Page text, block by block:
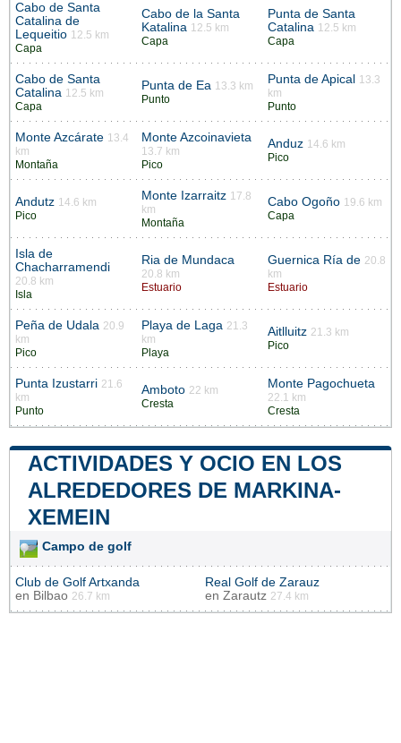
Cabo de Santa
Catalina de
Lequeitio 12.5 km
Capa
Cabo de la Santa
Katalina 12.5 km
Capa
Punta de Santa
Catalina 12.5 km
Capa
Cabo de Santa
Catalina 12.5 km
Capa
Punta de Ea 13.3 km
Punto
Punta de Apical
13.3
km
Punto
Monte Azcárate 13.4
km
Montaña
Monte Azcoinavieta
13.7 km
Pico
Anduz 14.6 km
Pico
Andutz 14.6 km
Pico
Monte Izarraitz 17.8
km
Montaña
Cabo Ogoño 19.6 km
Capa
Isla de
Chacharramendi
20.8 km
Isla
Ria de Mundaca
20.8 km
Estuario
Guernica Ría de 20.8
km
Estuario
Peña de Udala 20.9
km
Pico
Playa de Laga 21.3
km
Playa
Aitlluitz 21.3 km
Pico
Punta Izustarri 21.6
km
Punto
Amboto 22 km
Cresta
Monte Pagochueta
22.1 km
Cresta
ACTIVIDADES Y OCIO EN LOS
ALREDEDORES DE MARKINA-
XEMEIN
Campo de golf
Club de Golf Artxanda
en Bilbao 26.7 km
Real Golf de Zarauz
en Zarautz 27.4 km